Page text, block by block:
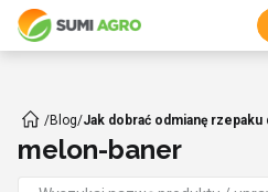
/Blog/Jak dobrać odmianę rzepaku
melon-baner